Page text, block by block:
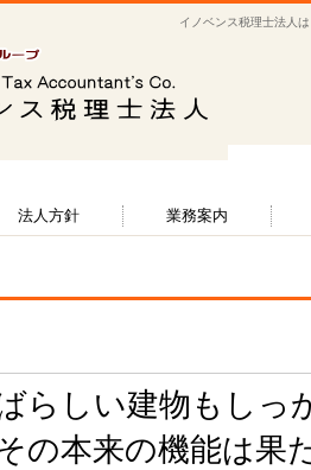
イノベンス税理士法人
らしい建物もしっ
の本来の機能は果
法人方針 業務案内